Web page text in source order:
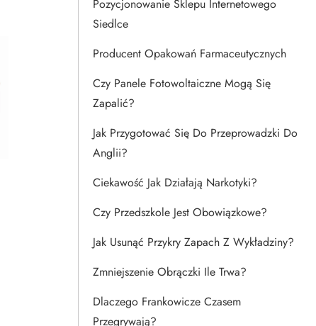
Pozycjonowanie Sklepu Internetowego
Siedlce
Producent Opakowań Farmaceutycznych
Czy Panele Fotowoltaiczne Mogą Się
Zapalić?
Jak Przygotować Się Do Przeprowadzki Do
Anglii?
Ciekawość Jak Działają Narkotyki?
Czy Przedszkole Jest Obowiązkowe?
Jak Usunąć Przykry Zapach Z Wykładziny?
Zmniejszenie Obrączki Ile Trwa?
Dlaczego Frankowicze Czasem
Przegrywają?